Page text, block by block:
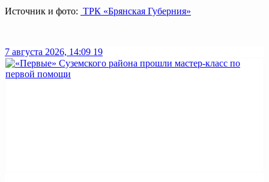
Источник и фото: ТРК «Брянская Губерния»
7 августа 2026, 14:09 19